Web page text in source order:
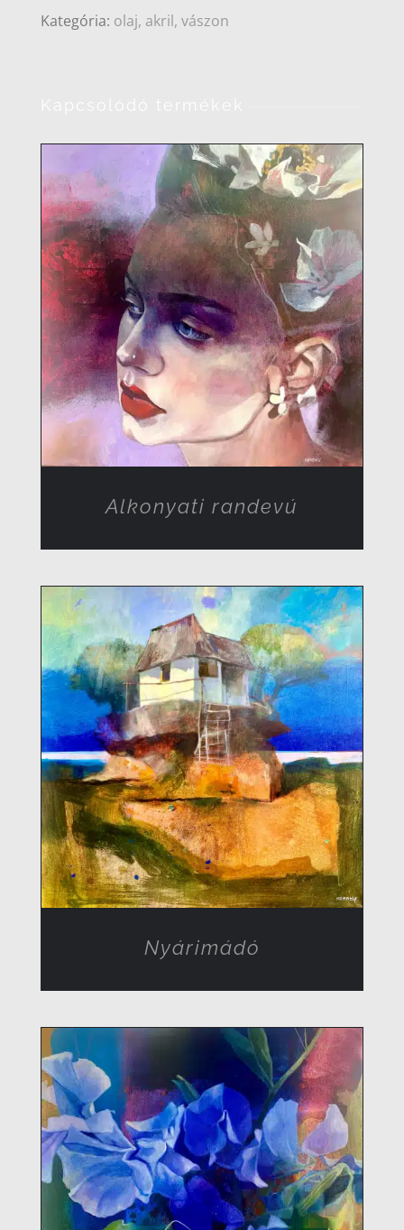
Kategória: olaj, akril, vászon
RÉSZLETEK
Alkonyati randevú
RÉSZLETEK
Nyárimádó
RÉSZLETEK